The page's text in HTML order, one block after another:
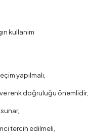
kullanım
yapılmalı,
renk doğruluğu önemlidir,
tercih edilmeli,